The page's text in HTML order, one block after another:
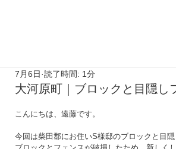
大河原町｜ブロックと目隠し
7月6日 読了時間: 1分
こんにちは、遠藤です。
今回は柴田郡にお住いS様邸のブロックと目